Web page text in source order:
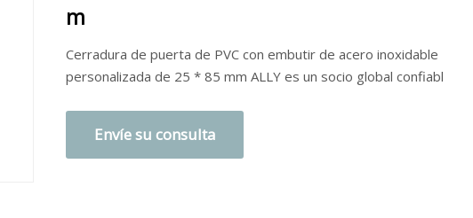
m
Cerradura de puerta de PVC con embutir de acero inoxidable
personalizada de 25 * 85 mm ALLY es un socio global confiabl
Envíe su consulta